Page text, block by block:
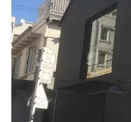
E
Deus Ex Machina TOKYO
東京都墨田区向島
http://
harajuku-the-